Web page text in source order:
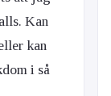
Kan
kan
i så